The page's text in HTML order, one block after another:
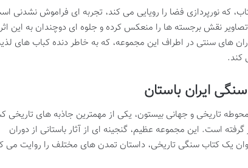
که نورپردازی فضا را رویایی می کند، تجربه ای فراموش نشدنی
نقش برجسته ها را منعکس کرده و جلوه ای دوچندان به این
های سنتی در اطراف این مجموعه، که به خاطر دنده کباب های
کند.
ایران باستان
تاریخی و جهانی بیستون، یکی از مهمترین جاذبه های تاریخی
است. این مجموعه عظیم، گنجینه ای از آثار باستانی از دوران
یک کتاب سنگی تاریخی، داستان تمدن های مختلف را روایت می